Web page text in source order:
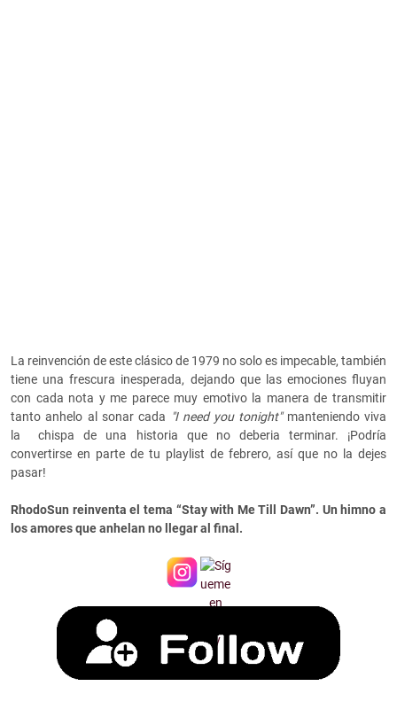
La reinvención de este clásico de 1979 no solo es impecable, también
tiene una frescura inesperada, dejando que las emociones fluyan
con cada nota y me parece muy emotivo la manera de transmitir
tanto anhelo al sonar cada "I need you tonight"manteniendo viva
la
chispa de una historia que no deberia terminar. ¡Podría
convertirse en parte de tu playlist de febrero, así que no la dejes
pasar!
RhodoSun reinventa el tema “Stay with Me Till Dawn”. Un himno a
los amores que anhelan no llegar al final.